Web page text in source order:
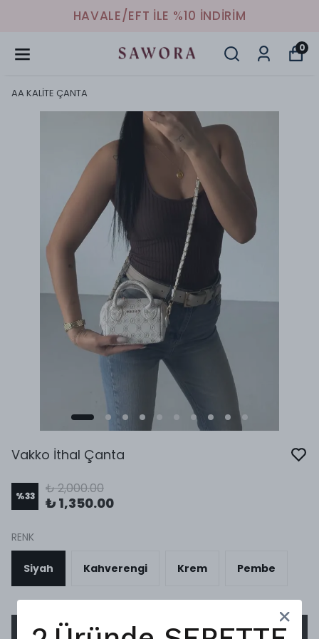
HAVALE/EFT İLE %10 İNDİRİM
0
AA KALİTE ÇANTA
Vakko İthal Çanta
%33 ₺ 2,000.00
₺ 1,350.00
RENK
Siyah Kahverengi Krem Pembe
SEPETE EKLE